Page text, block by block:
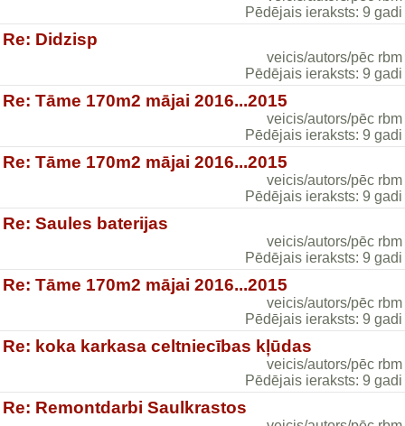
Pēdējais ieraksts: 9 gadi
Re: Didzisp
veicis/autors/pēc rbm
Pēdējais ieraksts: 9 gadi
Re: Tāme 170m2 mājai 2016...2015
veicis/autors/pēc rbm
Pēdējais ieraksts: 9 gadi
Re: Tāme 170m2 mājai 2016...2015
veicis/autors/pēc rbm
Pēdējais ieraksts: 9 gadi
Re: Saules baterijas
veicis/autors/pēc rbm
Pēdējais ieraksts: 9 gadi
Re: Tāme 170m2 mājai 2016...2015
veicis/autors/pēc rbm
Pēdējais ieraksts: 9 gadi
Re: koka karkasa celtniecības kļūdas
veicis/autors/pēc rbm
Pēdējais ieraksts: 9 gadi
Re: Remontdarbi Saulkrastos